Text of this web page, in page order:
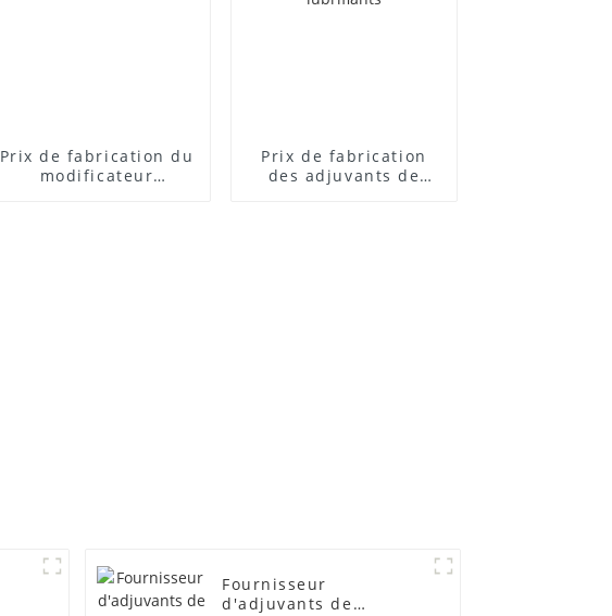
Prix ​​de fabrication du
modificateur
Prix ​​de fabrication
des adjuvants de
Fournisseur
d'adjuvants de